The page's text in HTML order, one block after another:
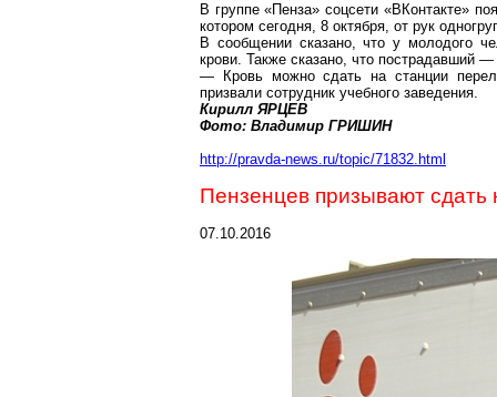
В группе «Пенза» соцсети «ВКонтакте»
котором сегодня, 8 октября, от рук
В сообщении сказано, что у молодого
крови. Также сказано, что пострадавший —
— Кровь можно сдать на станции
призвали сотрудник учебного заведения.
Кирилл ЯРЦЕВ
Фото: Владимир ГРИШИН
http://pravda-news.ru/topic/71832.html
Пензенцев призывают сдать
07.10.2016